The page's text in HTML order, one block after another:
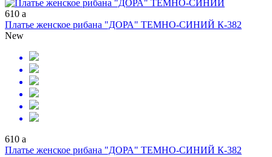
610 a
Платье женское рибана "ДОРА" ТЕМНО-СИНИЙ К-382
New
610 a
Платье женское рибана "ДОРА" ТЕМНО-СИНИЙ К-382